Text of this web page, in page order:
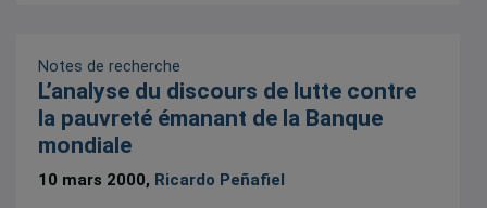
Notes de recherche
L’analyse du discours de lutte contre
la pauvreté émanant de la Banque
mondiale
10 mars 2000, Ricardo Peñafiel